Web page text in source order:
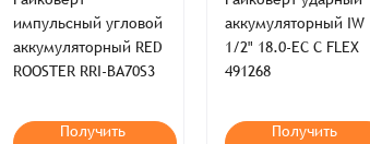
Войти
Комментарий
Введите слово на картинке*
Продолжая, вы принимаете положения
Продолжая, вы принимаете положения
Отправить
импульсный угловой
аккумуляторный RED
ROOSTER RRI-BA70S3
Получить
аккумуляторный IW
1/2" 18.0-EC C FLEX
491268
Получить